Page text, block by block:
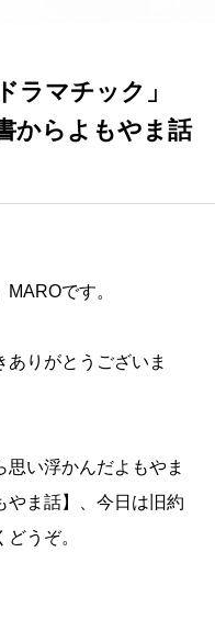
ラマチック」
からよもやま話
です。
りがとうございま
い浮かんだよもやま
やま話】、今日は旧約
うぞ。